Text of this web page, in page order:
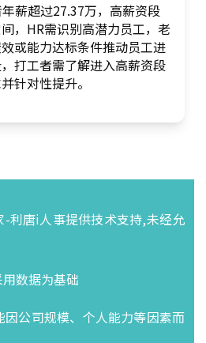
薪超过27.37万，高薪资段
，HR需识别高潜力员工，老
或能力达标条件推动员工进
打工者需了解进入高薪资段
针对性提升。
-利唐i人事提供技术支持,未经允
数据为基础
公司规模、个人能力等因素而